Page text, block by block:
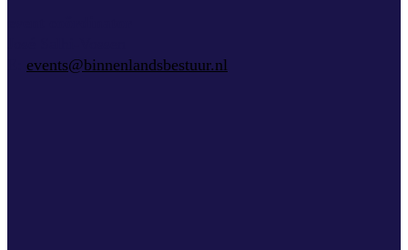
events@binnenlandsbestuur.nl